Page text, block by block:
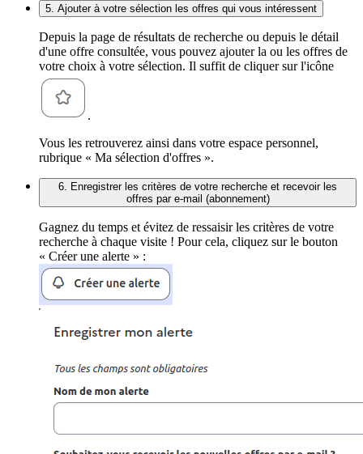
5. Ajouter à votre sélection les offres qui vous intéressent
Depuis la page de résultats de recherche ou depuis le détail
d'une offre consultée, vous pouvez ajouter la ou les offres de
votre choix à votre sélection. Il suffit de cliquer sur l'icône
.
Vous les retrouverez ainsi dans votre espace personnel,
rubrique « Ma sélection d'offres ».
6. Enregistrer les critères de votre recherche et recevoir les
offres par e-mail (abonnement)
Gagnez du temps et évitez de ressaisir les critères de votre
recherche à chaque visite ! Pour cela, cliquez sur le bouton
« Créer une alerte » :